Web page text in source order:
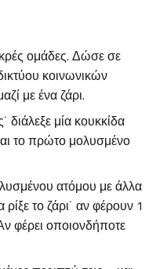
ομάδες. Δώσε σε
κοινωνικών
με ένα ζάρι.
διάλεξε μία κουκκίδα
το πρώτο μολυσμένο
ατόμου με άλλα
το ζάρι˙ αν φέρουν 1
φέρει οποιονδήποτε